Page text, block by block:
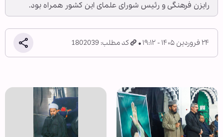
رایزن فرهنگی و رئیس شورای علمای این کشور همراه بود.
۲۴ فروردین ۱۴۰۵ - ۱۹:۱۲ کد مطلب: 1802039